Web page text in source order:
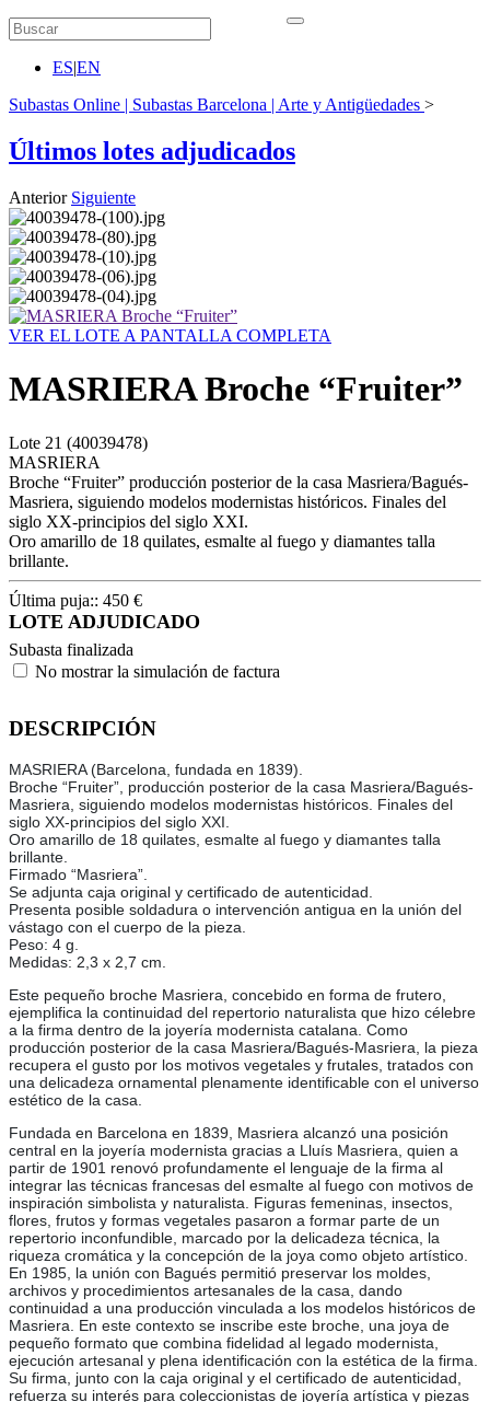
ES|EN
Subastas Online | Subastas Barcelona | Arte y Antigüedades >
Últimos lotes adjudicados
Anterior Siguiente
VER EL LOTE A PANTALLA COMPLETA
MASRIERA Broche “Fruiter”
Lote 21 (40039478)
MASRIERA
Broche “Fruiter” producción posterior de la casa Masriera/Bagués-
Masriera, siguiendo modelos modernistas históricos. Finales del
siglo XX-principios del siglo XXI.
Oro amarillo de 18 quilates, esmalte al fuego y diamantes talla
brillante.
Última puja:: 450 €
LOTE ADJUDICADO
Subasta finalizada
No mostrar la simulación de factura
DESCRIPCIÓN
MASRIERA (Barcelona, fundada en 1839).
Broche “Fruiter”, producción posterior de la casa Masriera/Bagués-
Masriera, siguiendo modelos modernistas históricos. Finales del
siglo XX-principios del siglo XXI.
Oro amarillo de 18 quilates, esmalte al fuego y diamantes talla
brillante.
Firmado “Masriera”.
Se adjunta caja original y certificado de autenticidad.
Presenta posible soldadura o intervención antigua en la unión del
vástago con el cuerpo de la pieza.
Peso: 4 g.
Medidas: 2,3 x 2,7 cm.
Este pequeño broche Masriera, concebido en forma de frutero,
ejemplifica la continuidad del repertorio naturalista que hizo célebre
a la firma dentro de la joyería modernista catalana. Como
producción posterior de la casa Masriera/Bagués-Masriera, la pieza
recupera el gusto por los motivos vegetales y frutales, tratados con
una delicadeza ornamental plenamente identificable con el universo
estético de la casa.
Fundada en Barcelona en 1839, Masriera alcanzó una posición
central en la joyería modernista gracias a Lluís Masriera, quien a
partir de 1901 renovó profundamente el lenguaje de la firma al
integrar las técnicas francesas del esmalte al fuego con motivos de
inspiración simbolista y naturalista. Figuras femeninas, insectos,
flores, frutos y formas vegetales pasaron a formar parte de un
repertorio inconfundible, marcado por la delicadeza técnica, la
riqueza cromática y la concepción de la joya como objeto artístico.
En 1985, la unión con Bagués permitió preservar los moldes,
archivos y procedimientos artesanales de la casa, dando
continuidad a una producción vinculada a los modelos históricos de
Masriera. En este contexto se inscribe este broche, una joya de
pequeño formato que combina fidelidad al legado modernista,
ejecución artesanal y plena identificación con la estética de la firma.
Su firma, junto con la caja original y el certificado de autenticidad,
refuerza su interés para coleccionistas de joyería artística y piezas